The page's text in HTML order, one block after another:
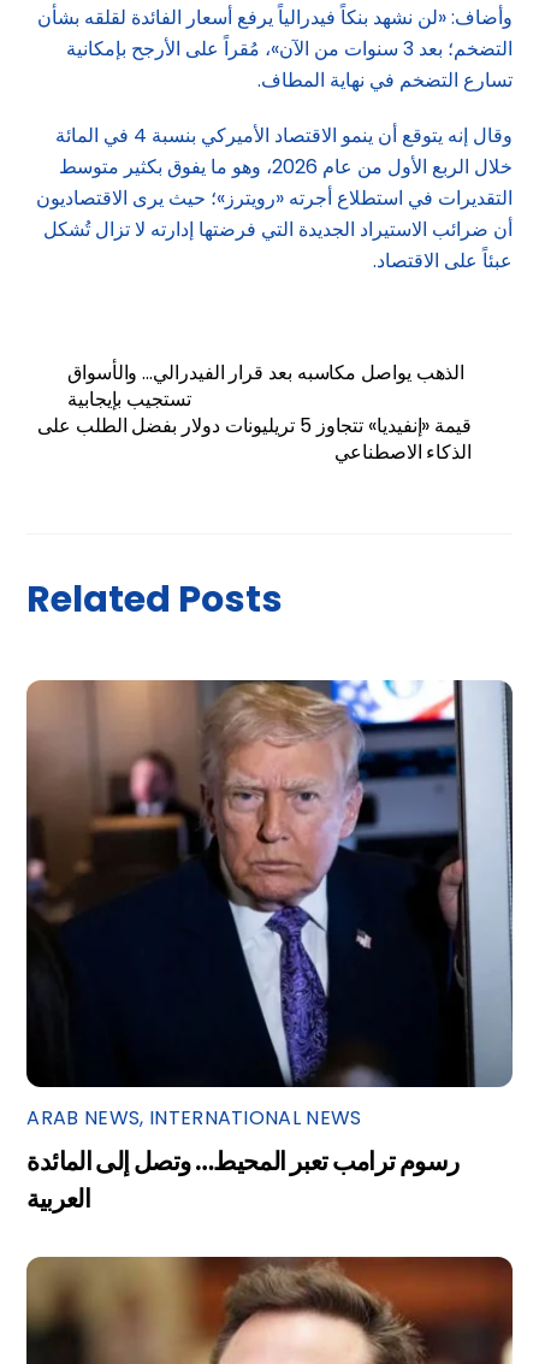
وأضاف: «لن نشهد بنكاً فيدرالياً يرفع أسعار الفائدة لقلقه بشأن
التضخم؛ بعد 3 سنوات من الآن»، مُقراً على الأرجح بإمكانية
تسارع التضخم في نهاية المطاف.
وقال إنه يتوقع أن ينمو الاقتصاد الأميركي بنسبة 4 في المائة
خلال الربع الأول من عام 2026، وهو ما يفوق بكثير متوسط ​​
التقديرات في استطلاع أجرته «رويترز»؛ حيث يرى الاقتصاديون
أن ضرائب الاستيراد الجديدة التي فرضتها إدارته لا تزال تُشكل
عبئاً على الاقتصاد.
الذهب يواصل مكاسبه بعد قرار الفيدرالي… والأسواق
تستجيب بإيجابية
قيمة «إنفيديا» تتجاوز 5 تريليونات دولار بفضل الطلب على
الذكاء الاصطناعي
Related Posts
ARAB NEWS, INTERNATIONAL NEWS
رسوم ترامب تعبر المحيط… وتصل إلى المائدة
العربية